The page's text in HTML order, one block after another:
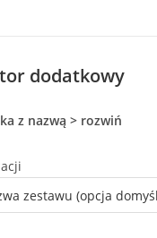
dodatkowy
z nazwą > rozwiń